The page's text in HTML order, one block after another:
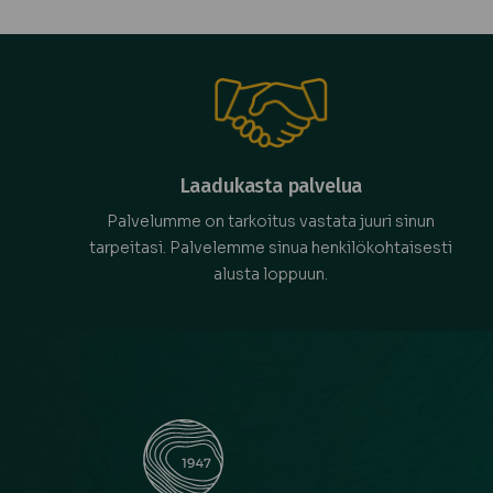
Laadukasta palvelua
Palvelumme on tarkoitus vastata juuri sinun
tarpeitasi. Palvelemme sinua henkilökohtaisesti
alusta loppuun.